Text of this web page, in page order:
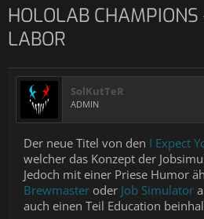
HOLOLAB
LABOR
SolKutTeR
ADMIN
Der neue Titel von den I Expect
welcher das Konzept der
Jedoch mit einer Priese Humor
Brewmaster oder Job Simulator
auch einen Teil Education